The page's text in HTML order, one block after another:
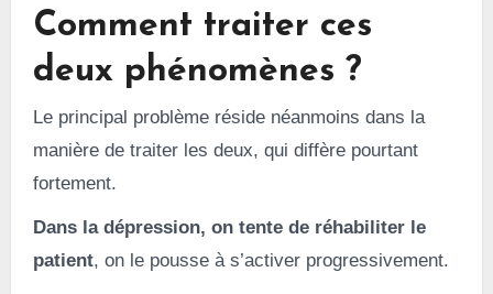
Comment traiter ces
deux phénomènes ?
Le principal problème réside néanmoins dans la
manière de traiter les deux, qui diffère pourtant
fortement.
Dans la dépression, on tente de réhabiliter le
patient, on le pousse à s’activer progressivement.